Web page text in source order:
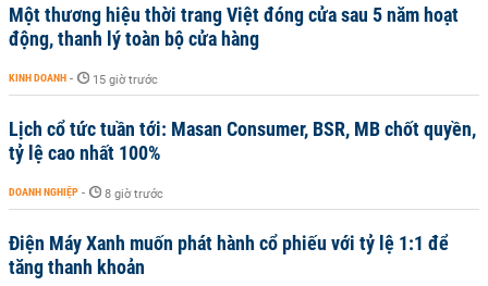
Một thương hiệu thời trang Việt đóng cửa sau 5 năm hoạt
động, thanh lý toàn bộ cửa hàng
KINH DOANH - 15 giờ trước
Lịch cổ tức tuần tới: Masan Consumer, BSR, MB chốt quyền,
tỷ lệ cao nhất 100%
DOANH NGHIỆP - 8 giờ trước
Điện Máy Xanh muốn phát hành cổ phiếu với tỷ lệ 1:1 để
tăng thanh khoản